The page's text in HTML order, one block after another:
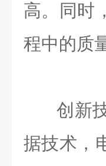
高。同时
程中的质
创新
据技术，